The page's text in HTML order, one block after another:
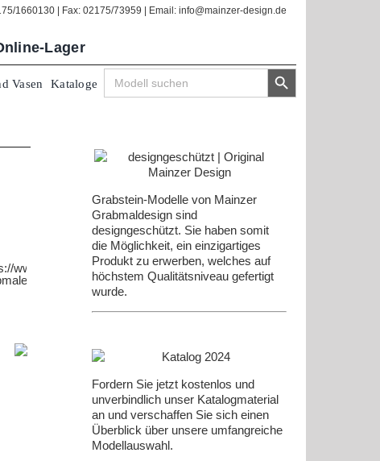
1660130 | Fax: 02175/73959 | Email: info@mainzer-design.de
Lager
Vasen Kataloge
Search
for:
Search Button
Grabstein-Modelle von Mainzer
Grabmaldesign sind
designgeschützt. Sie haben somit
die Möglichkeit, ein einzigartiges
Produkt zu erwerben, welches auf
höchstem Qualitätsniveau gefertigt
wurde.
Fordern Sie jetzt kostenlos und
unverbindlich unser Katalogmaterial
an und verschaffen Sie sich einen
Überblick über unsere umfangreiche
Modellauswahl.